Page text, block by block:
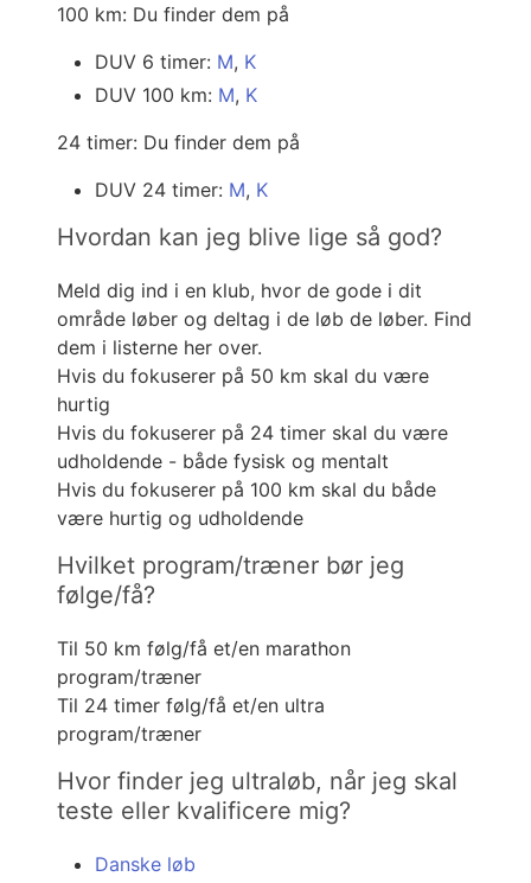
100 km: Du finder dem på
DUV 6 timer: M, K
DUV 100 km: M, K
24 timer: Du finder dem på
DUV 24 timer: M, K
Hvordan kan jeg blive lige så god?
Meld dig ind i en klub, hvor de gode i dit
område løber og deltag i de løb de løber. Find
dem i listerne her over.
Hvis du fokuserer på 50 km skal du være
hurtig
Hvis du fokuserer på 24 timer skal du være
udholdende - både fysisk og mentalt
Hvis du fokuserer på 100 km skal du både
være hurtig og udholdende
Hvilket program/træner bør jeg
følge/få?
Til 50 km følg/få et/en marathon
program/træner
Til 24 timer følg/få et/en ultra
program/træner
Hvor finder jeg ultraløb, når jeg skal
teste eller kvalificere mig?
Danske løb